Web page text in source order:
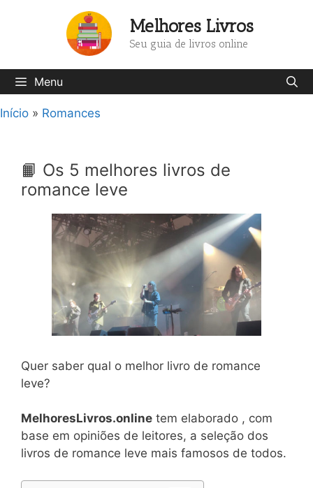
Melhores Livros
Seu guia de livros online
Menu
Início » Romances
📙 Os 5 melhores livros de
romance leve
Quer saber qual o melhor livro de romance
leve?
MelhoresLivros.online tem elaborado , com
base em opiniões de leitores, a seleção dos
livros de romance leve mais famosos de todos.